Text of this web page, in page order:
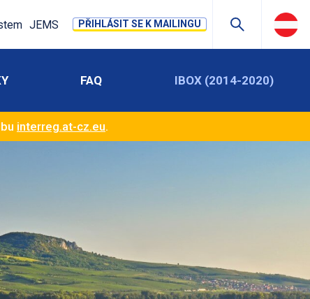
JEMS PŘIHLÁSIT SE K MAILINGU
FAQ IBOX (2014-2020)
interreg.at-cz.eu.